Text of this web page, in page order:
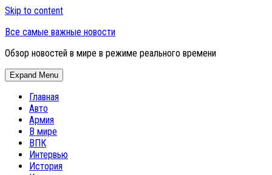
Skip to content
Все самые важные новости
Обзор новостей в мире в режиме реального времени
Expand Menu
Главная
Авто
Армия
В мире
ВПК
Интервью
История